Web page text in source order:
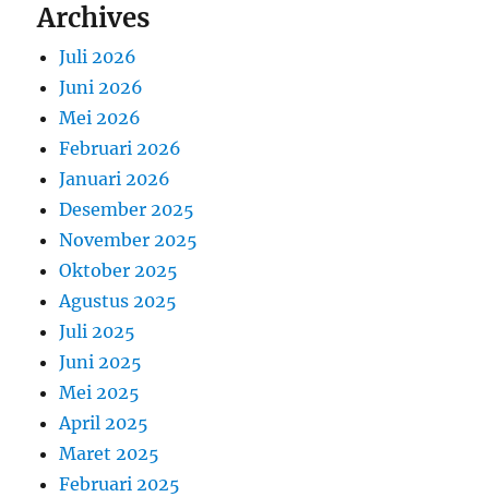
Archives
Juli 2026
Juni 2026
Mei 2026
Februari 2026
Januari 2026
Desember 2025
November 2025
Oktober 2025
Agustus 2025
Juli 2025
Juni 2025
Mei 2025
April 2025
Maret 2025
Februari 2025